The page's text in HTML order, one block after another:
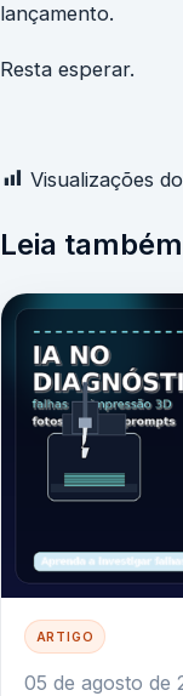
lançamento.
Resta esperar.
Visualizações
Leia também
ARTIGO
05 de agosto de